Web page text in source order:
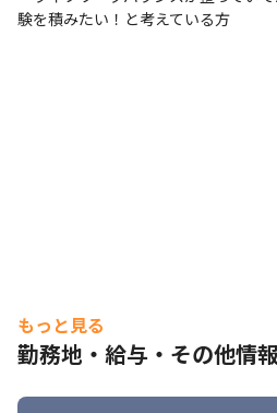
験を積みたい！と考えている方
もっと見る
勤務地・給与・その他情報